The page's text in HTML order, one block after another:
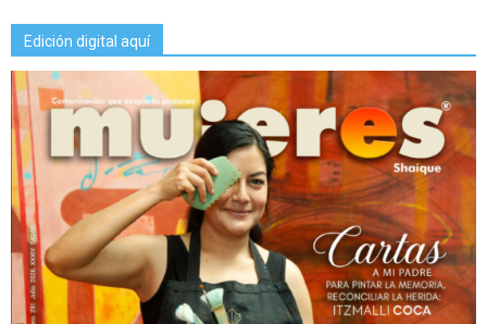
Edición digital aquí